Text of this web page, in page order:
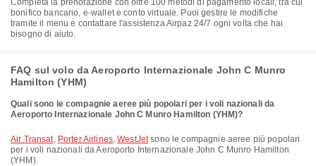
Completa la prenotazione con oltre 100 metodi di pagamento locali, tra cui
bonifico bancario, e-wallet e conto virtuale. Puoi gestire le modifiche
tramite il menu e contattare l'assistenza Airpaz 24/7 ogni volta che hai
bisogno di aiuto.
FAQ sul volo da Aeroporto Internazionale John C Munro
Hamilton (YHM)
Quali sono le compagnie aeree più popolari per i voli nazionali da
Aeroporto Internazionale John C Munro Hamilton (YHM)?
Air Transat, Porter Airlines,WestJetsono le compagnie aeree più popolari
per i voli nazionali da Aeroporto Internazionale John C Munro Hamilton
(YHM).